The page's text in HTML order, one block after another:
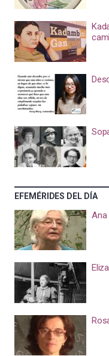
EFEMÉRIDES DEL DÍA
Ana